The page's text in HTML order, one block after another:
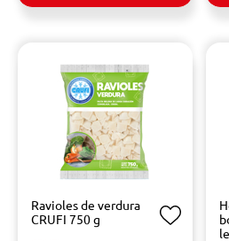
Ravioles de verdura
CRUFI 750 g